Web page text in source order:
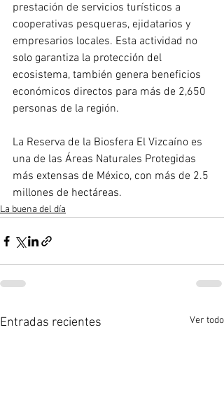
prestación de servicios turísticos a
cooperativas pesqueras, ejidatarios y
empresarios locales. Esta actividad no
solo garantiza la protección del
ecosistema, también genera beneficios
económicos directos para más de 2,650
personas de la región.
La Reserva de la Biosfera El Vizcaíno es
una de las Áreas Naturales Protegidas
más extensas de México, con más de 2.5
millones de hectáreas.
La buena del día
Entradas recientes Ver todo